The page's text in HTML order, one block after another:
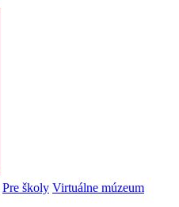
Pre školy Virtuálne múzeum